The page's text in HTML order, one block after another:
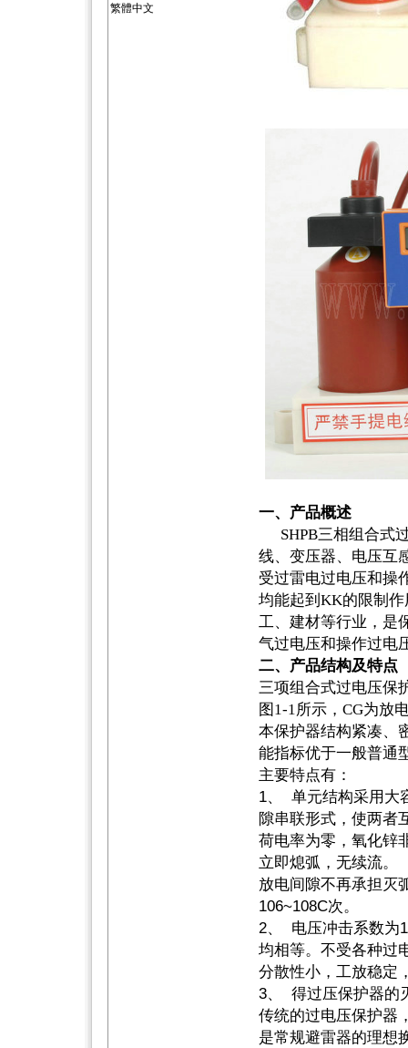
一、产品概述
SHPB三相组合式
线、变压器、电压互
受过雷电过电压和操
均能起到KK的限制
工、建材等行业，是
气过电压和操作过电
二、产品结构及特点
三项组合式过电压保
图1-1所示，CG为放
本保护器结构紧凑、
能指标优于一般普通
主要特点有：
1、 单元结构采用大
隙串联形式，使两者
荷电率为零，氧化锌
立即熄弧，无续流。
放电间隙不再承担灭
106~108C次。
2、 电压冲击系数为
均相等。不受各种过
分散性小，工放稳定
3、 得过压保护器的
传统的过电压保护器
是常规避雷器的理想